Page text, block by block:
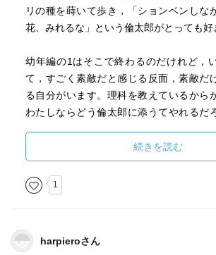
リの種を蒔いて歩き，「ションベンしな
花、みれるな」という倫太郎がとっても好
幼年編の1はそこで終わるのだけれど，
て，すごく素敵だと感じる反面，素敵だ
る自分がいます。理科を教えているから
わたしならどう倫太郎に添うてやれるだ
で，大事にしたい問いなんだと思います。
続きを読む
1
harpieroさん